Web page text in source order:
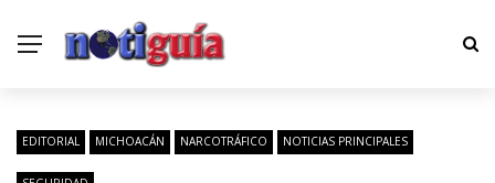
EDITORIAL MICHOACÁN NARCOTRÁFICO NOTICIAS PRINCIPALES